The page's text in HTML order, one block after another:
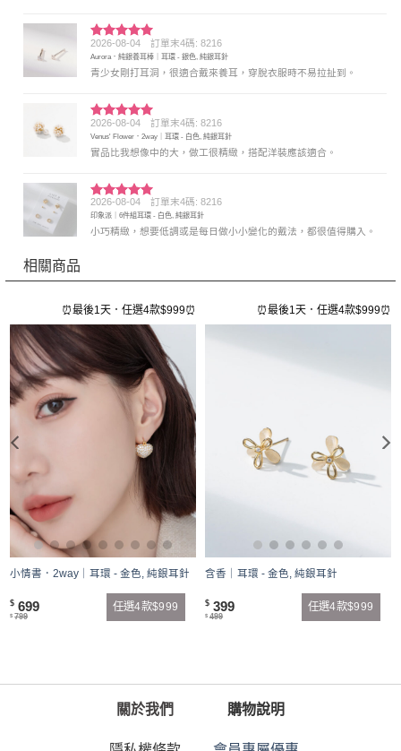
評分5 滿
分 5
2026-08-04 訂單末4碼: 8216
Aurora．純銀養耳棒｜耳環 - 銀色, 純銀耳針
青少女剛打耳洞，很適合戴來養耳，穿脫衣服時不易拉扯到。
評分5 滿
分 5
2026-08-04 訂單末4碼: 8216
Venus' Flower．2way｜耳環 - 白色, 純銀耳針
實品比我想像中的大，做工很精緻，搭配洋裝應該適合。
評分5 滿
分 5
2026-08-04 訂單末4碼: 8216
印象派｜6件組耳環 - 白色, 純銀耳針
小巧精緻，想要低調或是每日做小小變化的戴法，都很值得購入。
相關商品
⏰最後1天．任選4款$999⏰
小情書．2way｜耳環 - 金色, 純銀耳針
$ 699
$ 799
任選4款$999
⏰最後1天．任選4款$999⏰
含香｜耳環 - 金色, 純銀耳針
$ 399
$ 499
任選4款$999
關於我們 購物說明